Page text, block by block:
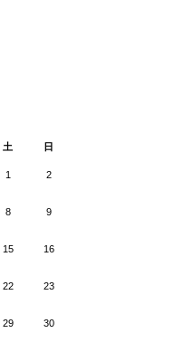
土 日
1 2
8 9
15 16
22 23
29 30